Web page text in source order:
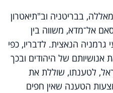
בבריטניה וב"תיאטרון
אל־מדא, משווה בין
הנאצית. לדבריו, כפי
של היהודים ובכך
לטענתו, שוללת את
הטענה שאין חפים